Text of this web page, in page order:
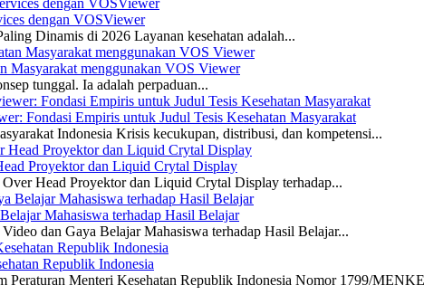
dengan VOSViewer
Dinamis di 2026 Layanan kesehatan adalah...
Masyarakat menggunakan VOS Viewer
tunggal. Ia adalah perpaduan...
Fondasi Empiris untuk Judul Tesis Kesehatan Masyarakat
Indonesia Krisis kecukupan, distribusi, dan kompetensi...
Proyektor dan Liquid Crytal Display
Head Proyektor dan Liquid Crytal Display terhadap...
Mahasiswa terhadap Hasil Belajar
dan Gaya Belajar Mahasiswa terhadap Hasil Belajar...
Republik Indonesia
Peraturan Menteri Kesehatan Republik Indonesia Nomor 1799/